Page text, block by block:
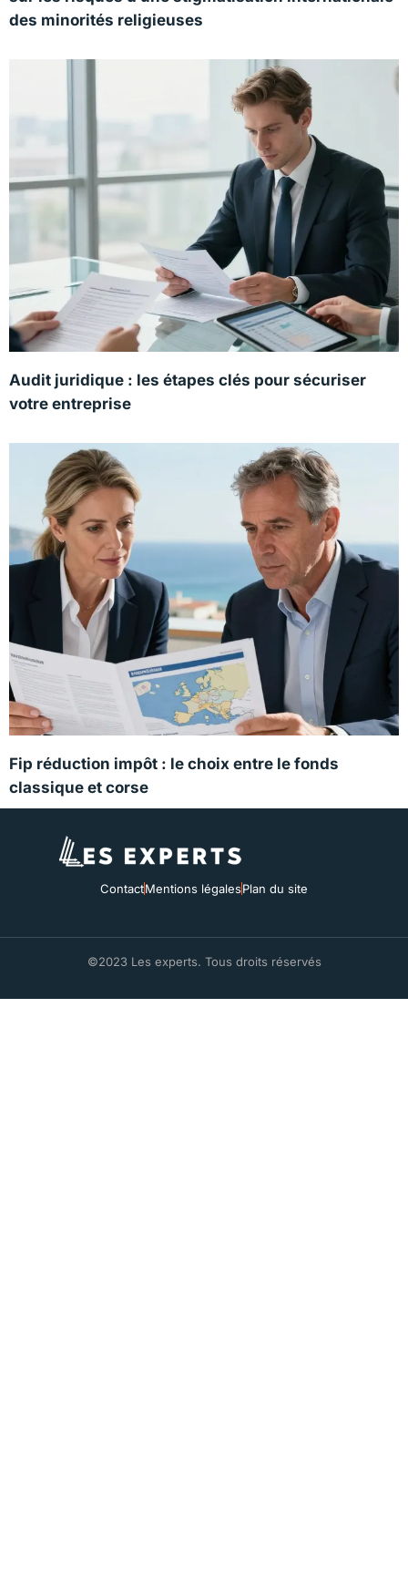
des minorités religieuses
Audit juridique : les étapes clés pour sécuriser
votre entreprise
Fip réduction impôt : le choix entre le fonds
classique et corse
ContactMentions légalesPlan du site
©2023 Les experts. Tous droits réservés